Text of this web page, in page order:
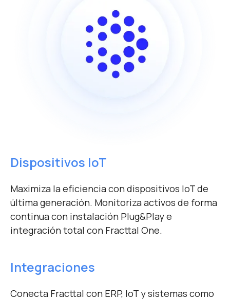
Dispositivos IoT
Maximiza la eficiencia con dispositivos IoT de
última generación. Monitoriza activos de forma
continua con instalación Plug&Play e
integración total con Fracttal One.
Integraciones
Conecta Fracttal con ERP, IoT y sistemas como